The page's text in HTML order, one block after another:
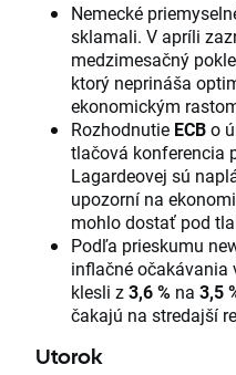
Nemecké
sklamali. V apríli
medzimesačný
ktorý neprináša
ekonomickým
Rozhodnutie ECBo
tlačová konferencia
Lagardeovej sú
upozorní na
mohlo dostať pod
Podľa prieskumu
inflačné očakávania
klesli z3,6 % na 3,5
čakajú na stredajší
Utorok